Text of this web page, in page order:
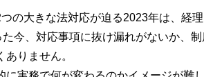
の大きな法対応が迫る2023年は、経理
今、対応事項に抜け漏れがないか、
りません。